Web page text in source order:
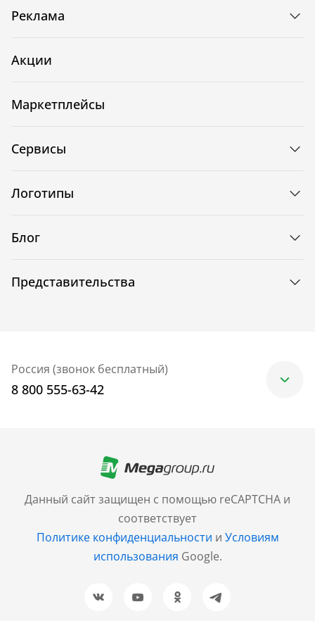
Данный сайт защищен с помощью reCAPTCHA и
соответствует
Политике конфиденциальности и Условиям
использования Google.
Реклама
Акции
Маркетплейсы
Сервисы
Логотипы
Блог
Представительства
Россия (звонок бесплатный)
8 800 555-63-42
+7 (499) 705-30-10
Санкт-Петербург
+7 (812) 600-77-33
Барнаул
+7 (961) 999-93-93
Новосибирск